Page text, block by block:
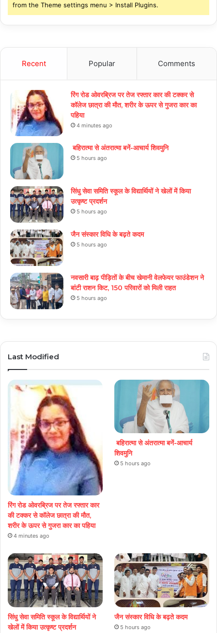
from the Theme settings menu > Install Plugins.
Recent Popular Comments
रिंग रोड ओवरब्रिज पर तेज रफ्तार कार की टक्कर से
कॉलेज छात्रा की मौत, शरीर के ऊपर से गुजरा कार का
पहिया
4 minutes ago
बहिरात्मा से अंतरात्मा बनें-आचार्य शिवमुनि
5 hours ago
सिंधु सेवा समिति स्कूल के विद्यार्थियों ने खेलों में किया
उत्कृष्ट प्रदर्शन
5 hours ago
जैन संस्कार विधि के बढ़ते कदम
5 hours ago
नवसारी बाढ़ पीड़ितों के बीच खेमानी वेलफेयर फाउंडेशन ने
बांटी राशन किट, 150 परिवारों को मिली राहत
5 hours ago
Last Modified
रिंग रोड ओवरब्रिज पर तेज रफ्तार कार
की टक्कर से कॉलेज छात्रा की मौत,
शरीर के ऊपर से गुजरा कार का पहिया
4 minutes ago
बहिरात्मा से अंतरात्मा बनें-आचार्य
शिवमुनि
5 hours ago
सिंधु सेवा समिति स्कूल के विद्यार्थियों ने
खेलों में किया उत्कृष्ट प्रदर्शन
जैन संस्कार विधि के बढ़ते कदम
5 hours ago